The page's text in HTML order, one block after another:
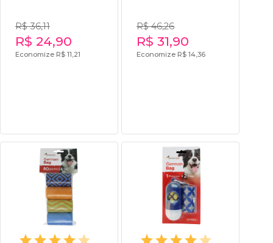
R$ 36,11
R$ 24,90
Economize R$ 11,21
R$ 46,26
R$ 31,90
Economize R$ 14,36